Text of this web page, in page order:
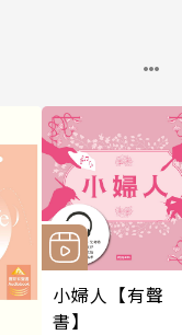
小婦人【有聲
書】